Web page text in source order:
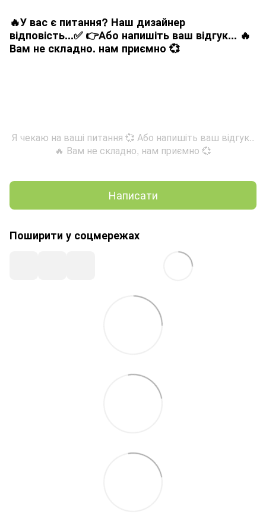
🔥У вас є питання? Наш дизайнер
відповість...✅ 👉Або напишіть ваш відгук... 🔥
Вам не складно. нам приємно 💞
Я чекаю на ваші питання 💞 Або напишіть ваш відгук..
🔥 Вам не складно, нам приємно 💞
Написати
Поширити у соцмережах